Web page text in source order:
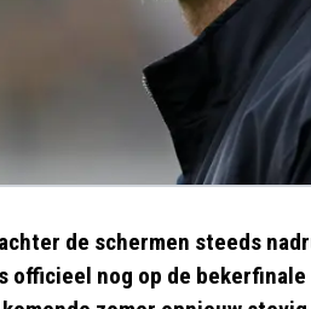
de schermen steeds
officieel nog op de